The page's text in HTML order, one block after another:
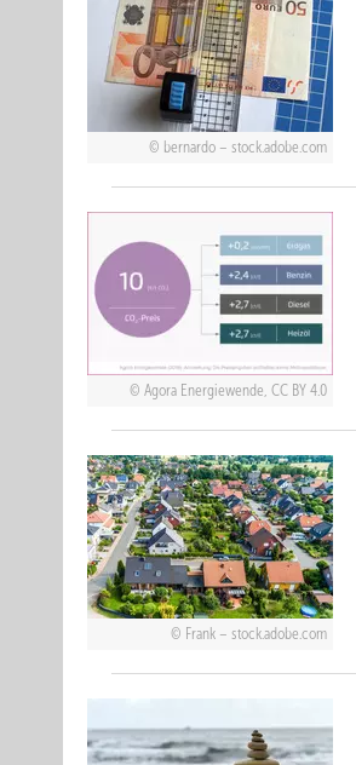
bernardo – stock.adobe.com
Agora Energiewende, CC BY 4.0
Frank – stock.adobe.com